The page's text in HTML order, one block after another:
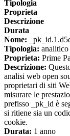
Tipologia
Proprieta
Descrizione
Durata
Nome:
Tipologia: analitico
Proprieta: Prime
Descrizione:
analisi web open
proprietari di siti
misurare le
prefisso _pk_id è
si ritiene sia un
cookie.
Durata: 1 anno